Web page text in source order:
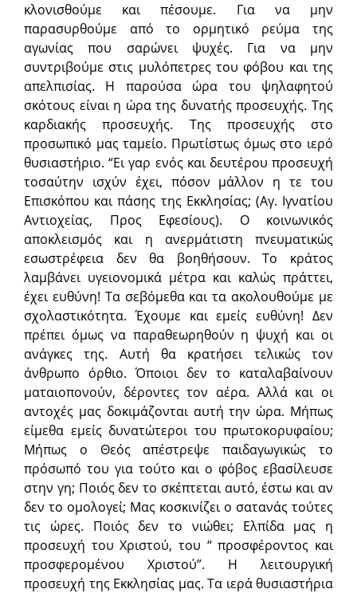
κλονισθoύμε και πέσουμε. Για να μην
παρασυρθούμε από το ορμητικό ρεύμα της
αγωνίας που σαρώνει ψυχές. Για να μην
συντριβούμε στις μυλόπετρες του φόβου και της
απελπισίας. Η παρούσα ώρα του ψηλαφητού
σκότους είναι η ώρα της δυνατής προσευχής. Της
καρδιακής προσευχής. Της προσευχής στο
προσωπικό μας ταμείο. Πρωτίστως όμως στο ιερό
θυσιαστήριο. “Ει γαρ ενός και δευτέρου προσευχή
τοσαύτην ισχύν έχει, πόσον μάλλον η τε του
Επισκόπου και πάσης της Εκκλησίας; (Αγ. Ιγνατίου
Αντιοχείας, Προς Εφεσίους). Ο κοινωνικός
αποκλεισμός και η ανερμάτιστη πνευματικώς
εσωστρέφεια δεν θα βοηθήσουν. Το κράτος
λαμβάνει υγειονομικά μέτρα και καλώς πράττει,
έχει ευθύνη! Τα σεβόμεθα και τα ακολουθούμε με
σχολαστικότητα. Έχουμε και εμείς ευθύνη! Δεν
πρέπει όμως να παραθεωρηθούν η ψυχή και οι
ανάγκες της. Αυτή θα κρατήσει τελικώς τον
άνθρωπο όρθιο. Όποιοι δεν το καταλαβαίνουν
ματαιοπονούν, δέροντες τον αέρα. Αλλά και οι
αντοχές μας δοκιμάζονται αυτή την ώρα. Μήπως
είμεθα εμείς δυνατώτεροι του πρωτοκορυφαίου;
Μήπως ο Θεός απέστρεψε παιδαγωγικώς το
πρόσωπό του για τούτο και ο φόβος εβασίλευσε
στην γη; Ποιός δεν το σκέπτεται αυτό, έστω και αν
δεν το ομολογεί; Μας κοσκινίζει ο σατανάς τούτες
τις ώρες. Ποιός δεν το νιώθει; Ελπίδα μας η
προσευχή του Χριστού, του “ προσφέροντος και
προσφερομένου Χριστού”. Η λειτουργική
προσευχή της Εκκλησίας μας. Τα ιερά θυσιαστήρια